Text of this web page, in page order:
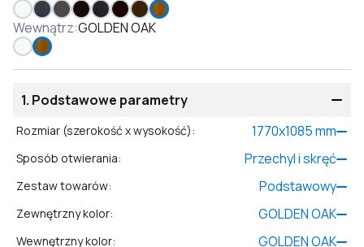
Wewnątrz:GOLDEN OAK
1. Podstawowe parametry
Rozmiar (szerokość x wysokość): 1770x1085mm
Sposób otwierania: Przechyl i skręć
Zestaw towarów: Podstawowy
Zewnętrzny kolor: GOLDEN OAK
Wewnętrzny kolor: GOLDEN OAK